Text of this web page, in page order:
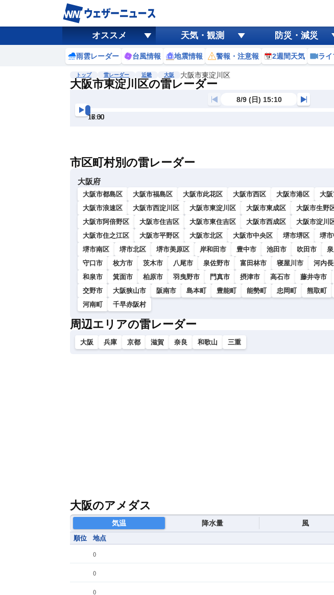
オススメ 天気・観測 防災・減災
雨雲レーダー 台風情報 地震情報 警報・注意報 2週間天気 ライ
トップ 雷レーダー 近畿 大阪 大阪市東淀川区
大阪市東淀川区の雷レーダー
8/9 (日) 15:10
15:30
16:00
16:30
17:00
17:30
18:00
市区町村別の雷レーダー
大阪府
大阪市都島区 大阪市福島区 大阪市此花区 大阪市西区 大阪市港区 大
大阪市浪速区
大阪市西淀川区 大阪市東淀川区 大阪市東成区 大阪市生野
大阪市阿倍野区
大阪市住吉区 大阪市東住吉区 大阪市西成区 大阪市淀川
大阪市住之江区
大阪市平野区 大阪市北区 大阪市中央区 堺市堺区 堺
堺市南区
堺市北区 堺市美原区 岸和田市 豊中市 池田市 吹田市
守口市
枚方市 茨木市 八尾市 泉佐野市 富田林市 寝屋川市 河内
和泉市
箕面市 柏原市 羽曳野市 門真市 摂津市 高石市 藤井寺市
交野市
大阪狭山市 阪南市 島本町 豊能町 能勢町 忠岡町 熊取町
河南町
千早赤阪村
周辺エリアの雷レーダー
大阪 兵庫 京都 滋賀 奈良 和歌山 三重
大阪のアメダス
気温 降水量 風
順位 地点
()
()
()